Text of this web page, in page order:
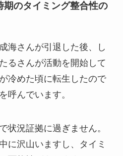
期のタイミング整合性の
海さんが引退した後、し
るさんが活動を開始して
冷めた頃に転生したので
呼んでいます。
状況証拠に過ぎません。
に沢山いますし、タイミ